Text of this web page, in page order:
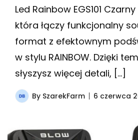
Led Rainbow EGS101
która łączy funkcjonalny
format z efektownym
w stylu RAINBOW. Dzięki
słyszysz więcej detali, […]
By SzarekFarm 6 czerwca